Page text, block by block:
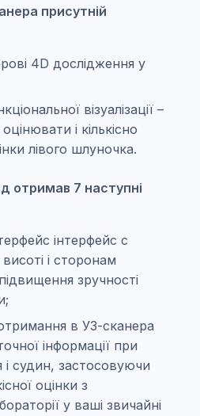
присутній
4D дослідження у
візуалізації –
і кількісно
лівого шлуночка.
отримав 7 наступні
інтерфейс c
і сторонам
зручності
в УЗ-сканера
інформації при
і судин, застосовуючи
оцінки з
у ваші звичайні